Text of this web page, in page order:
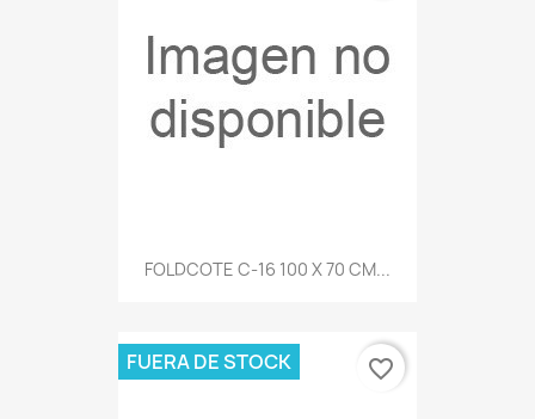
FOLDCOTE C-16 100 X 70 CM...
FUERA DE STOCK favorite_border